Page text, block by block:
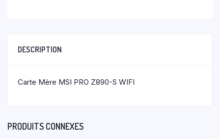
DESCRIPTION
Carte Mère MSI PRO Z890-S WIFI
PRODUITS CONNEXES